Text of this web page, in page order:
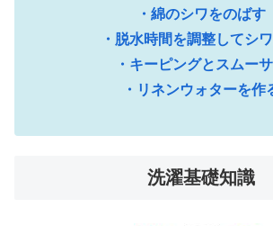
・綿のシワをのばす
・脱水時間を調整してシ
・キーピングとスムー
・リネンウォターを作
洗濯基礎知識